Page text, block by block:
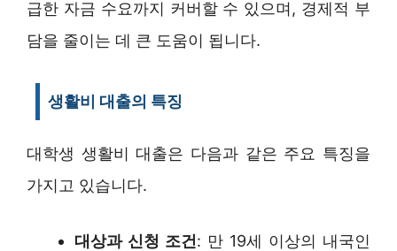
급한 자금 수요까지 커버할 수 있으며, 경제적 부
담을 줄이는 데 큰 도움이 됩니다.
생활비 대출의 특징
대학생 생활비 대출은 다음과 같은 주요 특징을
가지고 있습니다.
대상과 신청 조건: 만 19세 이상의 내국인